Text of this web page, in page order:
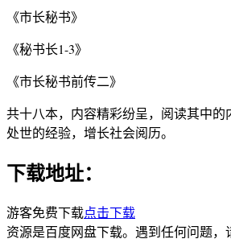
《市长秘书》
《秘书长1-3》
《市长秘书前传二》
共十八本，内容精彩纷呈，阅读其中的
处世的经验，增长社会阅历。
下载地址：
游客免费下载点击下载
资源是百度网盘下载。遇到任何问题，